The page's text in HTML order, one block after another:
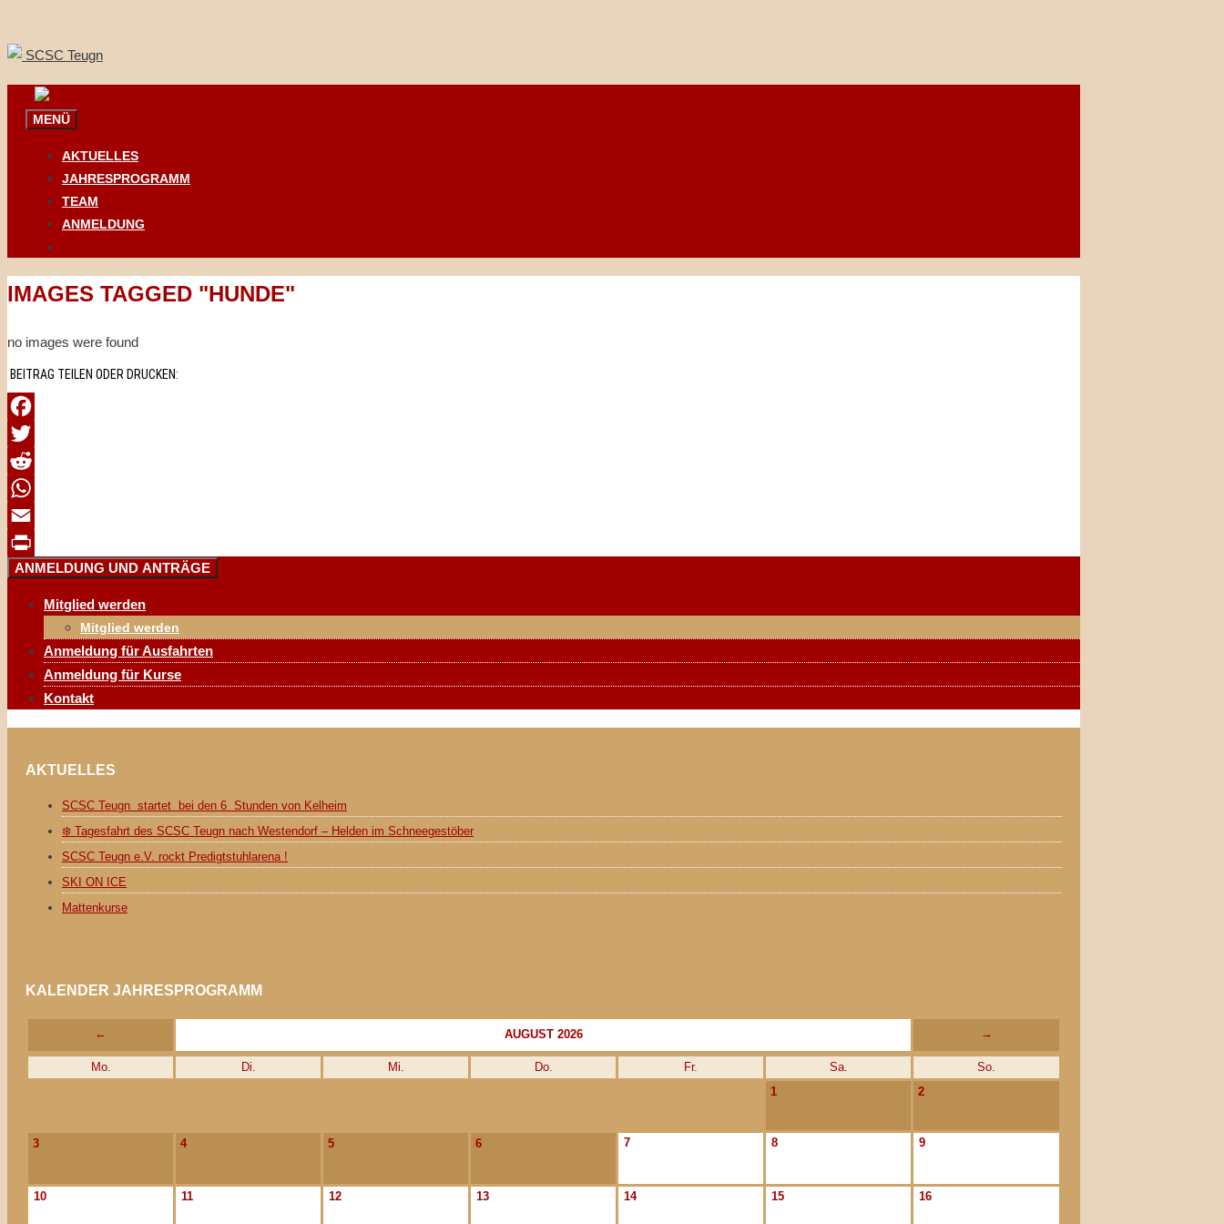
zum
Inhalt
MENÜ
AKTUELLES
JAHRESPROGRAMM
TEAM
ANMELDUNG
IMAGES TAGGED "HUNDE"
no images were found
BEITRAG TEILEN ODER DRUCKEN:
Facebook
Twitter
Reddit
WhatsApp
Email
Print
ANMELDUNG UND ANTRÄGE
Mitglied werden
Mitglied werden
Anmeldung für Ausfahrten
Anmeldung für Kurse
Kontakt
AKTUELLES
SCSC Teugn startet bei den 6 Stunden von Kelheim
❄️ Tagesfahrt des SCSC Teugn nach Westendorf – Helden im Schneegestöber
SCSC Teugn e.V. rockt Predigtstuhlarena !
SKI ON ICE
Mattenkurse
KALENDER JAHRESPROGRAMM
← AUGUST 2026 →
Mo. Di. Mi. Do. Fr. Sa.
So.
1
2
3 4 5 6 7 8 9
10 11 12 13 14 15 16